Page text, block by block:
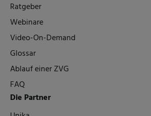
Ratgeber
Webinare
Video-On-Demand
Glossar
Ablauf einer ZVG
FAQ
Die Partner